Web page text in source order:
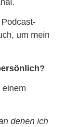
um mein
einem
denen ich